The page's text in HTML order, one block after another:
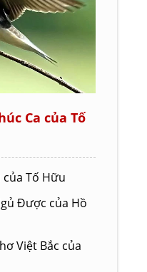
Ca của Tố
Tố Hữu
Được của Hồ
Việt Bắc của